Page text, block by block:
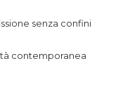
senza confini
contemporanea